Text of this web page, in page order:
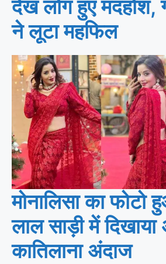
देख लोग हुए
ने लूटा महफिल
मोनालिसा का फोटो
लाल साड़ी में दिखाया
कातिलाना अंदाज